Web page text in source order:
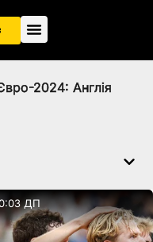
2024: Англія
ДП